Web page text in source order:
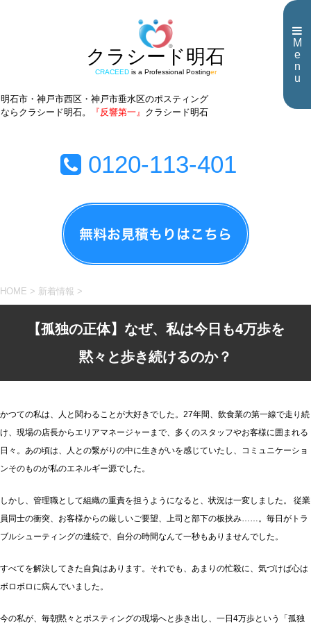
M
e
n
u
クラシード明石
CRACEEDis a Professional Postinger
明石市・神戸市西区・神戸市垂水区のポスティング
ならクラシード明石。
『反響第一』 クラシード明石
0120-113-401
HOME > 新着情報 >
【孤独の正体】なぜ、私は今日も4万歩を
黙々と歩き続けるのか？
かつての私は、人と関わることが大好きでした。27年間、飲食業の第一線で走り続
け、現場の店長からエリアマネージャーまで、多くのスタッフやお客様に囲まれる
日々。あの頃は、人との繋がりの中に生きがいを感じていたし、コミュニケーショ
ンそのものが私のエネルギー源でした。
しかし、管理職として組織の重責を担うようになると、状況は一変しました。 従業
員同士の衝突、お客様からの厳しいご要望、上司と部下の板挟み……。毎日がトラ
ブルシューティングの連続で、自分の時間なんて一秒もありませんでした。
すべてを解決してきた自負はあります。それでも、あまりの忙殺に、気づけば心は
ボロボロに病んでいました。
今の私が、毎朝黙々とポスティングの現場へと歩き出し、一日4万歩という「孤独